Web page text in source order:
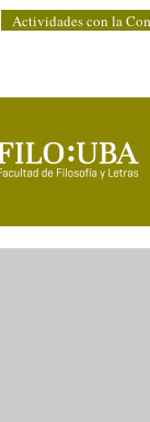
Actividades con la